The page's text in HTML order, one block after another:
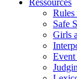
Réssources
Safe
Girls
Event